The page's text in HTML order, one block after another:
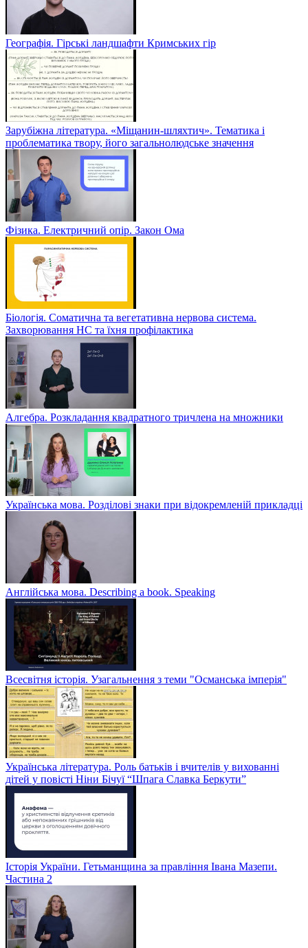
Географія. Гірські ландшафти Кримських гір
Зарубіжна література. «Міщанин-шляхтич». Тематика і
проблематика твору, його загальнолюдське значення
Фізика. Електричний опір. Закон Ома
Біологія. Соматична та вегетативна нервова система.
Захворювання НС та їхня профілактика
Алгебра. Розкладання квадратного тричлена на множники
Українська мова. Розділові знаки при відокремленій прикладці
Англійська мова. Describing a book. Speaking
Всесвітня історія. Узагальнення з теми "Османська імперія"
Українська література. Роль батьків і вчителів у вихованні
дітей у повісті Ніни Бічуї “Шпага Славка Беркути”
Історія України. Гетьманщина за правління Івана Мазепи.
Частина 2